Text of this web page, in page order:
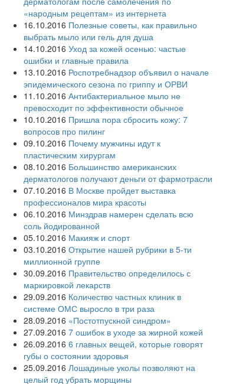
«народным рецептам» из интернета
16.10.2016 Полезные советы, как правильно
выбрать мыло или гель для душа
14.10.2016 Уход за кожей осенью: частые
ошибки и главные правила
13.10.2016 Роспотребнадзор объявил о начале
эпидемического сезона по гриппу и ОРВИ
11.10.2016 Антибактериальное мыло не
превосходит по эффективности обычное
10.10.2016 Пришла пора сбросить кожу: 7
вопросов про пилинг
09.10.2016 Почему мужчины идут к
пластическим хирургам
08.10.2016 Большинство американских
дерматологов получают деньги от фармотрасли
07.10.2016 В Москве пройдет выставка
профессионалов мира красоты
06.10.2016 Минздрав намерен сделать всю
соль йодированной
05.10.2016 Макияж и спорт
03.10.2016 Открытие нашей рубрики в 5-ти
миллионной группе
30.09.2016 Правительство определилось с
маркировкой лекарств
29.09.2016 Количество частных клиник в
системе ОМС выросло в три раза
28.09.2016 «Постотпускной синдром»
27.09.2016 7 ошибок в уходе за жирной кожей
26.09.2016 6 главных вещей, которые говорят
губы о состоянии здоровья
25.09.2016 Лошадиные уколы позволяют на
целый год убрать морщины